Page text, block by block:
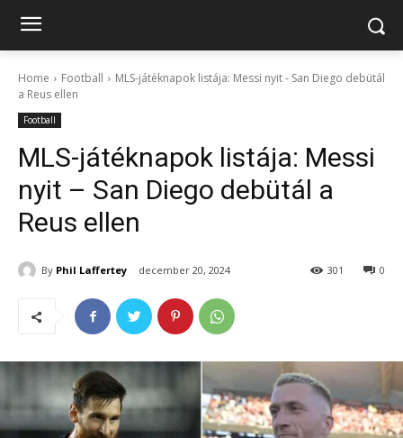
Home Football
MLS-játéknapok listája: Messi nyit - San Diego debütál
a Reus ellen
Football
MLS-játéknapok listája: Messi
nyit – San Diego debütál a
Reus ellen
By Phil Laffertey december 20, 2024 0
301